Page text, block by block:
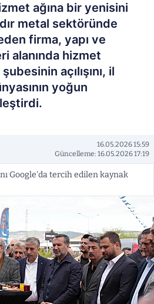
ağına bir yenisini
metal sektöründe
firma, yapı ve
alanında hizmet
açılışını, il
yoğun
16.05.2026 15:59
Güncelleme: 16.05.2026 17:19
Google'da tercih edilen kaynak